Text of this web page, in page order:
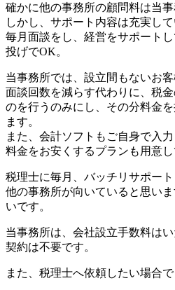
確かに他の事務所の顧問料は当事
しかし、サポート内容は充実して
毎月面談をし、経営をサポート
投げでOK。
当事務所では、設立間もないお客
面談回数を減らす代わりに、税
のを行うのみにし、その分料金
ます。
また、会計ソフトもご自身で入
料金をお安くするプランも用意し
税理士に毎月、バッチリサポー
他の事務所が向いていると思い
いです。
当事務所は、会社設立手数料は
契約は不要です。
また、税理士へ依頼したい場合で